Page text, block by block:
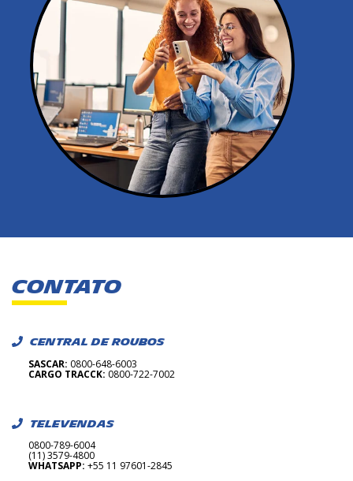
CONTATO
CENTRAL DE ROUBOS
SASCAR: 0800-648-6003
CARGO TRACCK: 0800-722-7002
TELEVENDAS
0800-789-6004
(11) 3579-4800
WHATSAPP: +55 11 97601-2845